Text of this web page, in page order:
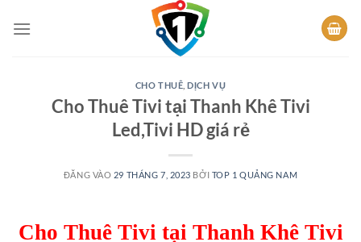
qua
CHO THUÊ ,DỊCH VỤ
Cho Thuê Tivi tại Thanh Khê Tivi
Led,Tivi HD giá rẻ
ĐĂNG VÀO 29 THÁNG 7, 2023 BỞI TOP 1 QUẢNG NAM
Cho Thuê Tivi tại Thanh Khê Tivi